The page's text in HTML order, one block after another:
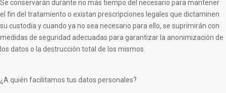
Se conservarán durante no más tiempo del necesario para mantener
el fin del tratamiento o existan prescripciones legales que dictaminen
su custodia y cuando ya no sea necesario para ello, se suprimirán con
medidas de seguridad adecuadas para garantizar la anonimización de
los datos o la destrucción total de los mismos.
¿A quién facilitamos tus datos personales?